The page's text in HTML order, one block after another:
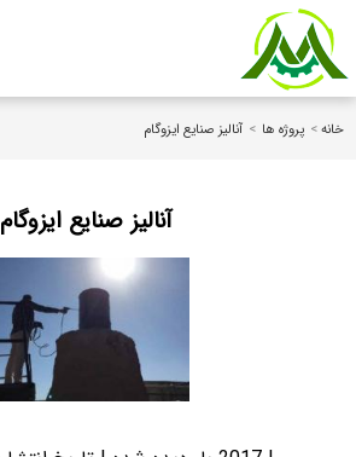
خانه> پروژه ها > آنالیز صنایع ایزوگام
آنالیز صنایع ایزوگام